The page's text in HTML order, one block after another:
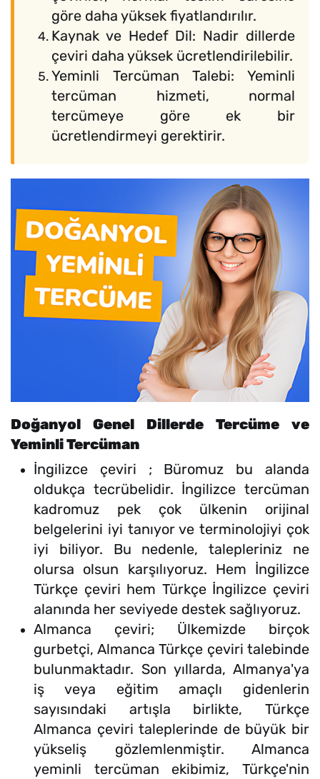
göre daha yüksek fiyatlandırılır.
Kaynak ve Hedef Dil: Nadir dillerde
çeviri daha yüksek ücretlendirilebilir.
Yeminli Tercüman Talebi: Yeminli
tercüman hizmeti, normal
tercümeye göre ek bir
ücretlendirmeyi gerektirir.
Doğanyol Genel Dillerde Tercüme ve
Yeminli Tercüman
İngilizce çeviri ; Büromuz bu alanda
oldukça tecrübelidir. İngilizce tercüman
kadromuz pek çok ülkenin orijinal
belgelerini iyi tanıyor ve terminolojiyi çok
iyi biliyor. Bu nedenle, talepleriniz ne
olursa olsun karşılıyoruz. Hem İngilizce
Türkçe çeviri hem Türkçe İngilizce çeviri
alanında her seviyede destek sağlıyoruz.
Almanca çeviri; Ülkemizde birçok
gurbetçi, Almanca Türkçe çeviri talebinde
bulunmaktadır. Son yıllarda, Almanya'ya
iş veya eğitim amaçlı gidenlerin
sayısındaki artışla birlikte, Türkçe
Almanca çeviri taleplerinde de büyük bir
yükseliş gözlemlenmiştir. Almanca
yeminli tercüman ekibimiz, Türkçe'nin